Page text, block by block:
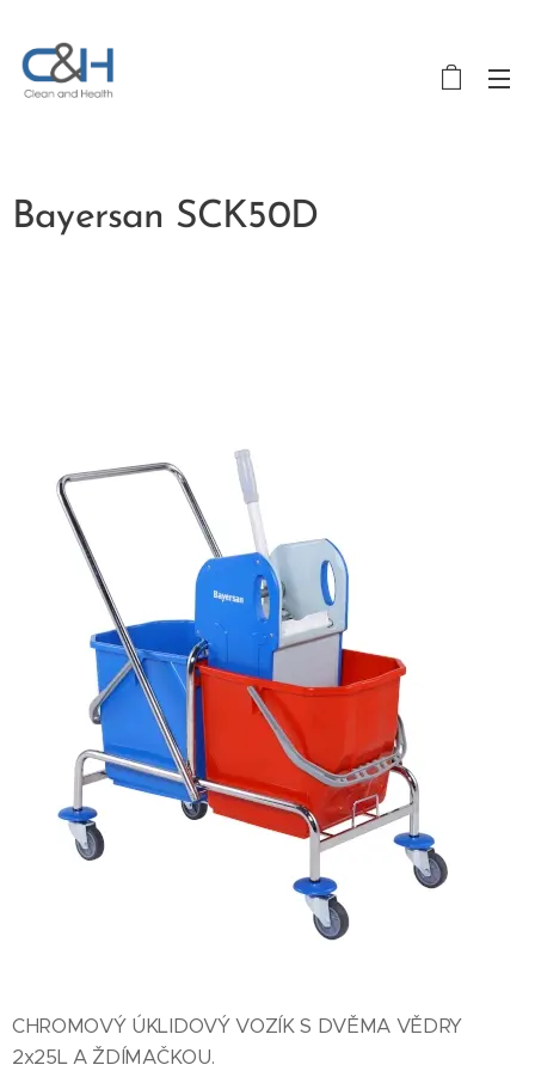
Bayersan SCK50D
CHROMOVÝ ÚKLIDOVÝ VOZÍK S DVĚMA VĚDRY
2x25L A ŽDÍMAČKOU.